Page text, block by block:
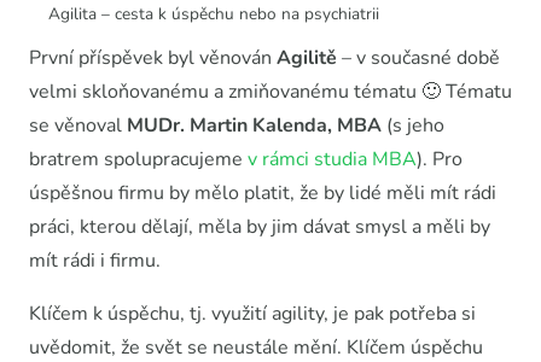
Agilita – cesta k úspěchu nebo na psychiatrii
První příspěvek byl věnován Agilitě – v současné době
velmi skloňovanému a zmiňovanému tématu 🙂 Tématu
se věnoval MUDr. Martin Kalenda, MBA (s jeho
bratrem spolupracujeme v rámci studia MBA). Pro
úspěšnou firmu by mělo platit, že by lidé měli mít rádi
práci, kterou dělají, měla by jim dávat smysl a měli by
mít rádi i firmu.
Klíčem k úspěchu, tj. využití agility, je pak potřeba si
uvědomit, že svět se neustále mění. Klíčem úspěchu